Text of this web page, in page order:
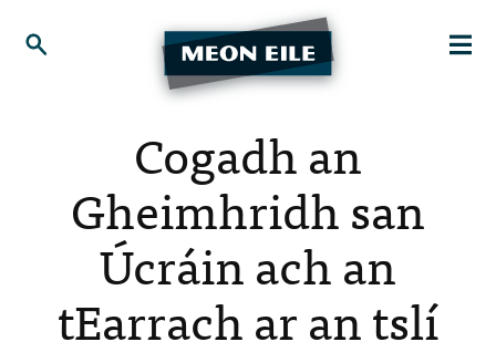
Cogadh an
Gheimhridh san
Úcráin ach an
tEarrach ar an tslí